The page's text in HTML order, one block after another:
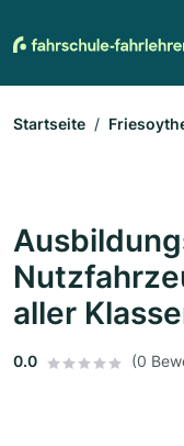
Startseite
aller
0.0 (0